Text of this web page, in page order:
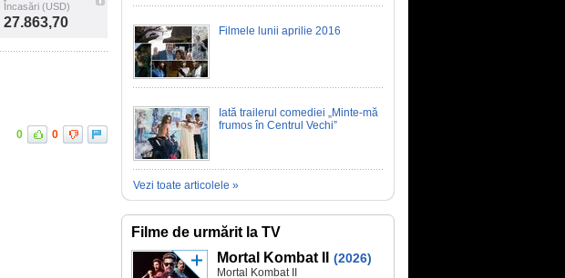
Încasări (USD)
27.863,70
0 0
Filmele lunii aprilie 2016
Iată trailerul comediei „Minte-mă
frumos în Centrul Vechi”
Vezi toate articolele »
Filme de urmărit la TV
Mortal Kombat II (2026)
Mortal Kombat II